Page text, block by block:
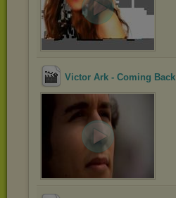
Victor Ark - Coming Back